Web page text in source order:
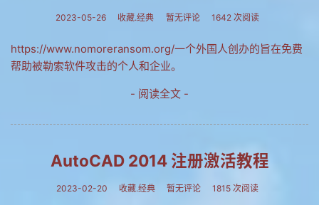
2023-05-26 收藏.经典 暂无评论 1642 次阅读
https://www.nomoreransom.org/一个外国人创办的旨在免费
帮助被勒索软件攻击的个人和企业。
- 阅读全文 -
AutoCAD 2014 注册激活教程
2023-02-20 收藏.经典 暂无评论 1815 次阅读